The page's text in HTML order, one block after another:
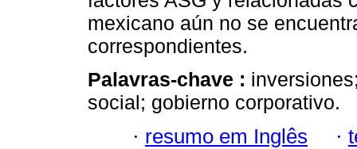
mexicano aún no se
correspondientes.
Palavras-chave :
social; gobierno corporativo.
· resumo em Inglês ·